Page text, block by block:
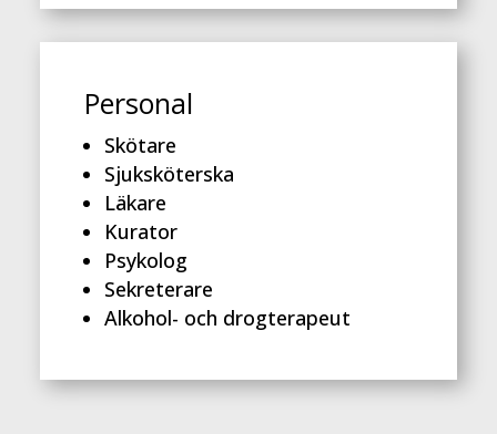
Personal
Skötare
Sjuksköterska
Läkare
Kurator
Psykolog
Sekreterare
Alkohol- och drogterapeut